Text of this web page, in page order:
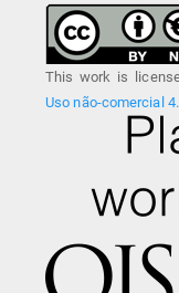
This work is
Uso não-comercial